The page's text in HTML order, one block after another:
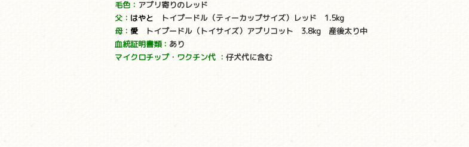
毛色： アプリ寄りのレッド
父： はやと
トイプードル（ティーカップサイズ）レッド 1.5kg
母： 愛
トイプードル（トイサイズ）アプリコット 3.8kg 産後太り中
血統証明書類： あり
マイクロチップ・ワクチン代 ： 仔犬代に含む